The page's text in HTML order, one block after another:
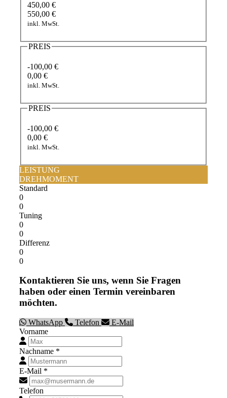
450,00 €
550,00 €
inkl. MwSt.
PREIS
-100,00 €
0,00 €
inkl. MwSt.
PREIS
-100,00 €
0,00 €
inkl. MwSt.
LEISTUNG
DREHMOMENT
Standard
0
0
Tuning
0
0
Differenz
0
0
Kontaktieren Sie uns, wenn Sie Fragen
haben oder einen Termin vereinbaren
möchten.
WhatsApp Telefon
E-Mail
Vorname
Nachname *
E-Mail *
Telefon